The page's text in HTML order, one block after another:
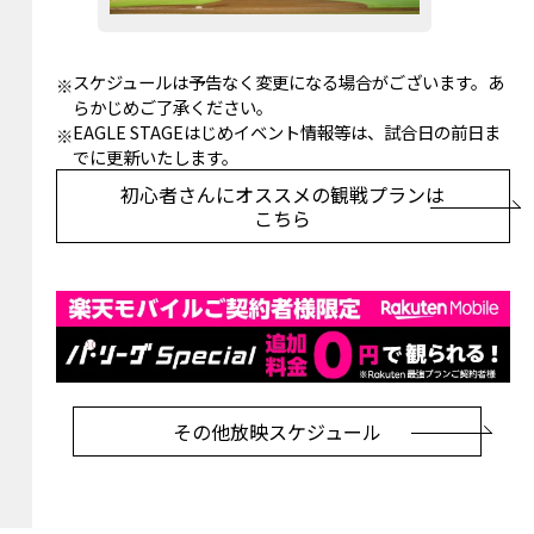
スケジュールは予告なく変更になる場合がございます。あ
らかじめご了承ください。
EAGLE STAGEはじめイベント情報等は、試合日の前日ま
でに更新いたします。
初心者さんにオススメの観戦プランは
こちら
その他放映スケジュール